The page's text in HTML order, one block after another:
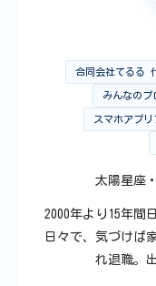
合同会社てるる
みんなの
スマホアプ
太陽星座
2000年より15年間
日々で、気づけば
れ退職。